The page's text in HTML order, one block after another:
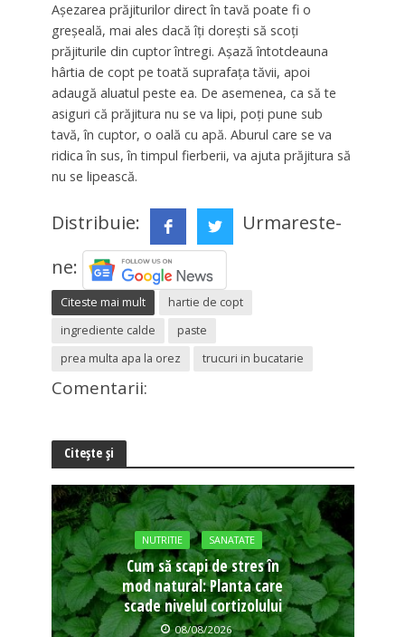
Aşezarea prăjiturilor direct în tavă poate fi o
greşeală, mai ales dacă îţi doreşti să scoţi
prăjiturile din cuptor întregi. Aşază întotdeauna
hârtia de copt pe toată suprafaţa tăvii, apoi
adaugă aluatul peste ea. De asemenea, ca să te
asiguri că prăjitura nu se va lipi, poţi pune sub
tavă, în cuptor, o oală cu apă. Aburul care se va
ridica în sus, în timpul fierberii, va ajuta prăjitura să
nu se lipească.
Distribuie:
Urmareste-
ne:
Citeste mai mult
hartie de copt
ingrediente calde
paste
prea multa apa la orez
trucuri in bucatarie
Comentarii:
Citește și
NUTRITIE SANATATE
Cum să scapi de stres în
mod natural: Planta care
scade nivelul cortizolului
08/08/2026